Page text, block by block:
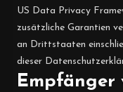
US Data Privacy
zusätzliche Garantien
an Drittstaaten
dieser
Empfänger